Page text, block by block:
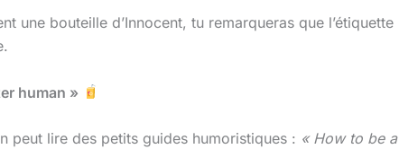
une bouteille d’Innocent, tu remarqueras que
human »
peut lire des petits guides humoristiques : « How to be